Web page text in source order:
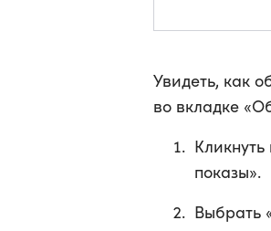
Увидеть, как
во вкладке
показы».
Выбрать